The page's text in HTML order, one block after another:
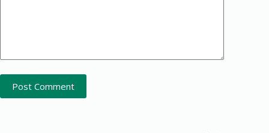
Post Comment